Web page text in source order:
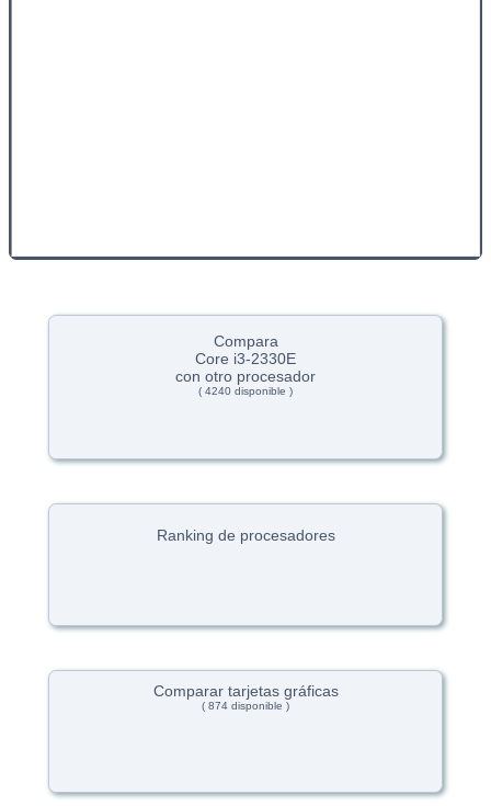
Compara
Core i3-2330E
con otro procesador
( 4240 disponible )
Ranking de procesadores
Comparar tarjetas gráficas
( 874 disponible )